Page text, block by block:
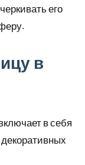
его
в
в себя